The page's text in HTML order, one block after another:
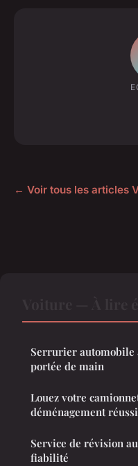
← Voir tous les articles
Serrurier automobile
portée de main
Louez votre
déménagement
Service de révision
fiabilité